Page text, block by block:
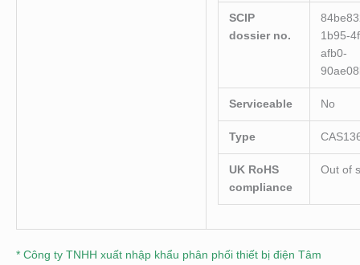
SCIP
dossier no.
1b95-
afb0-
Serviceable No
Type
UK RoHS
compliance
Out of
* Công ty TNHH xuất nhập khẩu phân phối thiết bị điện Tâm